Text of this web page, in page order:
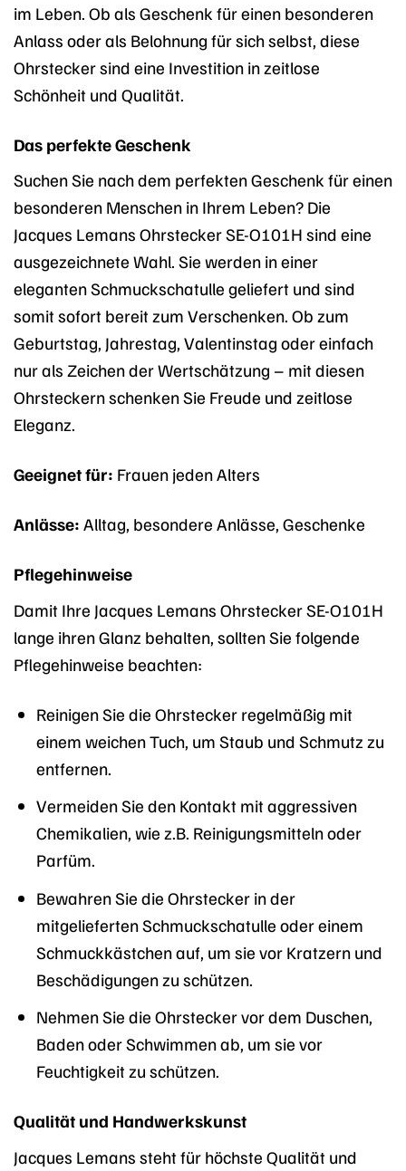
im Leben. Ob als Geschenk für einen besonderen
Anlass oder als Belohnung für sich selbst, diese
Ohrstecker sind eine Investition in zeitlose
Schönheit und Qualität.
Das perfekte Geschenk
Suchen Sie nach dem perfekten Geschenk für einen
besonderen Menschen in Ihrem Leben? Die
Jacques Lemans Ohrstecker SE-O101H sind eine
ausgezeichnete Wahl. Sie werden in einer
eleganten Schmuckschatulle geliefert und sind
somit sofort bereit zum Verschenken. Ob zum
Geburtstag, Jahrestag, Valentinstag oder einfach
nur als Zeichen der Wertschätzung – mit diesen
Ohrsteckern schenken Sie Freude und zeitlose
Eleganz.
Geeignet für: Frauen jeden Alters
Anlässe: Alltag, besondere Anlässe, Geschenke
Pflegehinweise
Damit Ihre Jacques Lemans Ohrstecker SE-O101H
lange ihren Glanz behalten, sollten Sie folgende
Pflegehinweise beachten:
Reinigen Sie die Ohrstecker regelmäßig mit
einem weichen Tuch, um Staub und Schmutz zu
entfernen.
Vermeiden Sie den Kontakt mit aggressiven
Chemikalien, wie z.B. Reinigungsmitteln oder
Parfüm.
Bewahren Sie die Ohrstecker in der
mitgelieferten Schmuckschatulle oder einem
Schmuckkästchen auf, um sie vor Kratzern und
Beschädigungen zu schützen.
Nehmen Sie die Ohrstecker vor dem Duschen,
Baden oder Schwimmen ab, um sie vor
Feuchtigkeit zu schützen.
Qualität und Handwerkskunst
Jacques Lemans steht für höchste Qualität und